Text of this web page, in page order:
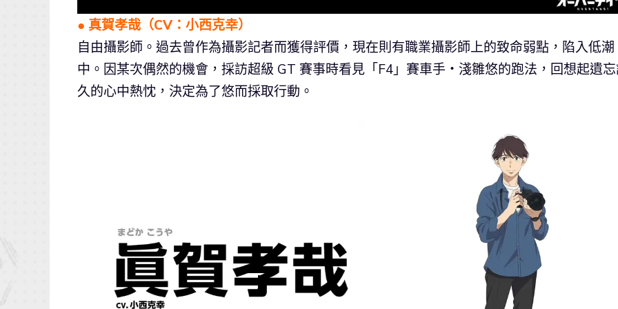
● 真賀孝哉（CV：小西克幸）
自由攝影師。過去曾作為攝影記者而獲得評價，現在則有職業攝影師上的致命弱點，陷入低潮
中。因某次偶然的機會，採訪超級 GT 賽事時看見「F4」賽車手・淺雛悠的跑法，回想起遺
久的心中熱忱，決定為了悠而採取行動。